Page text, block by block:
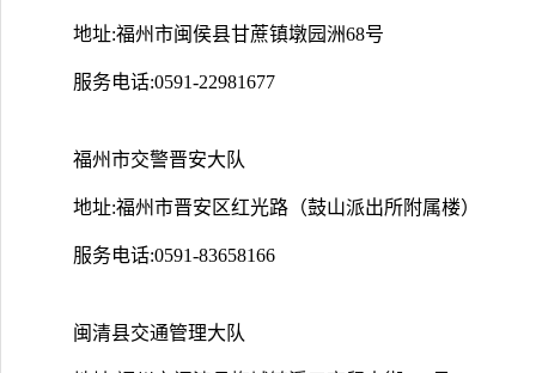
地址:福州市闽侯县甘蔗镇墩园洲68号
服务电话:0591-22981677
福州市交警晋安大队
地址:福州市晋安区红光路（鼓山派出所附属楼）
服务电话:0591-83658166
闽清县交通管理大队